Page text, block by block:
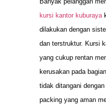
kursi kantor kuburaya
dilakukan dengan
dan terstruktur. Kursi
yang cukup rentan
kerusakan pada
tidak ditangani
packing yang aman